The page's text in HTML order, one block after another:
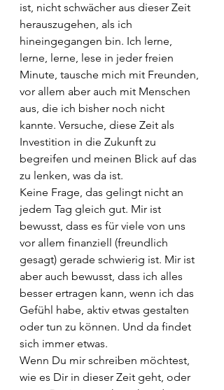
ist, nicht schwächer aus dieser Zeit
herauszugehen, als ich
hineingegangen bin. Ich lerne,
lerne, lerne, lese in jeder freien
Minute, tausche mich mit Freunden,
vor allem aber auch mit Menschen
aus, die ich bisher noch nicht
kannte. Versuche, diese Zeit als
Investition in die Zukunft zu
begreifen und meinen Blick auf das
zu lenken, was da ist.
Keine Frage, das gelingt nicht an
jedem Tag gleich gut. Mir ist
bewusst, dass es für viele von uns
vor allem finanziell (freundlich
gesagt) gerade schwierig ist. Mir ist
aber auch bewusst, dass ich alles
besser ertragen kann, wenn ich das
Gefühl habe, aktiv etwas gestalten
oder tun zu können. Und da findet
sich immer etwas.
Wenn Du mir schreiben möchtest,
wie es Dir in dieser Zeit geht, oder